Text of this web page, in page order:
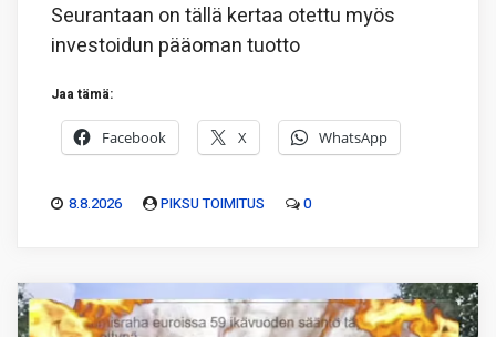
Seurantaan on tällä kertaa otettu myös
investoidun pääoman tuotto
Jaa tämä:
Facebook X WhatsApp
8.8.2026 PIKSU TOIMITUS 0